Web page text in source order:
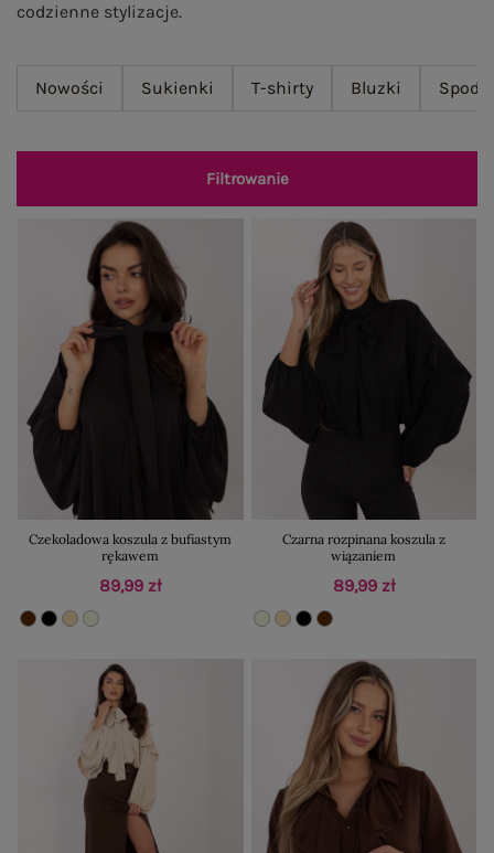
codzienne stylizacje.
Nowości Sukienki T-shirty Bluzki
Filtrowanie
Czekoladowa koszula z bufiastym
rękawem
89,99 zł
Czarna rozpinana koszula z
wiązaniem
89,99 zł